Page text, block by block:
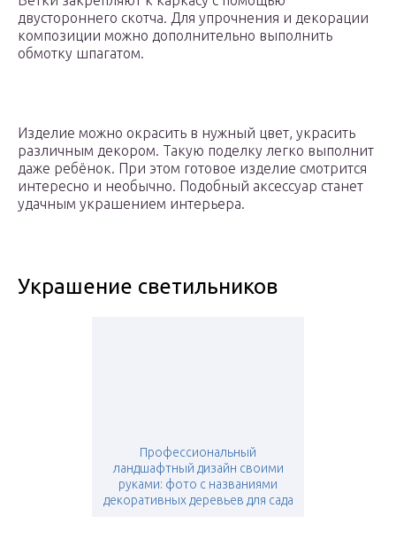
двустороннего скотча. Для упрочнения и декорации
композиции можно дополнительно выполнить
обмотку шпагатом.
Изделие можно окрасить в нужный цвет, украсить
различным декором. Такую поделку легко выполнит
даже ребёнок. При этом готовое изделие смотрится
интересно и необычно. Подобный аксессуар станет
удачным украшением интерьера.
Украшение светильников
Профессиональный
ландшафтный дизайн своими
руками: фото с названиями
декоративных деревьев для сада